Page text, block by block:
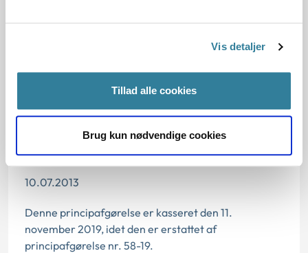
Vis detaljer
Tillad alle cookies
Brug kun nødvendige cookies
Dato for underskrift
01.11.2011
Offentliggørelsesdato
10.07.2013
Denne principafgørelse er kasseret den 11.
november 2019, idet den er erstattet af
principafgørelse nr. 58-19.